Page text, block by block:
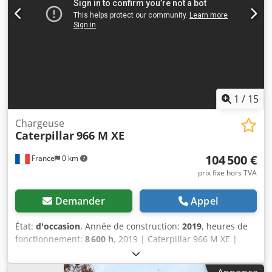
transmission intégrale, climatisation, système de fixation
rapide, véhicule d'occasion, diesel, TVA incluse.
1 / 15
France 0 km
Chargeuse
Caterpillar966 M XE
104 500 €
prix fixe hors TVA
Demander Appel
État: d'occasion, Année de construction: 2019, heures de
fonctionnement: 8 600 h, 2019 | Caterpillar 966 M XE |
Chargeuse sur pneus d'occasion | 8 600 heures 📍Lieu :
France 🚛 Livraison disponible jusqu'à votre destination –